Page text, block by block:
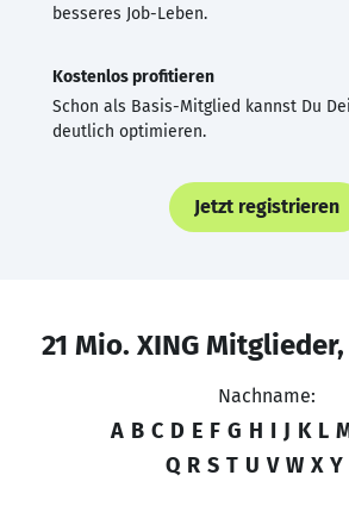
besseres Job-Leben.
Kostenlos profitieren
Schon als Basis-Mitglied kannst Du
deutlich optimieren.
Jetzt registrieren
21 Mio. XING
Nachname:
A B C D E F G H I J K L
Q R S T U V W X Y